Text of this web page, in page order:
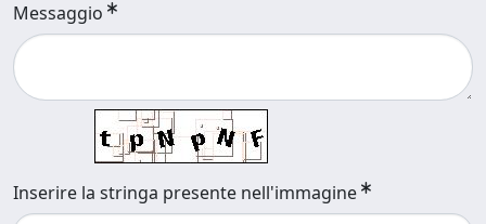
Messaggio
Inserire la stringa presente nell'immagine